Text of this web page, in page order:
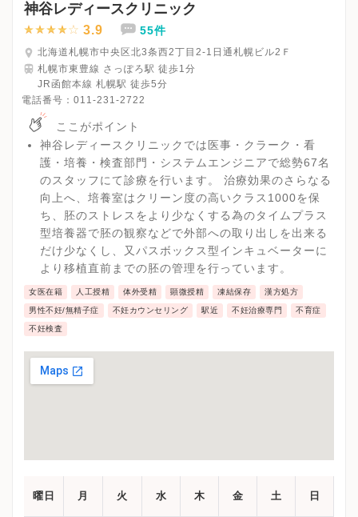
神谷レディースクリニック
3.9 55件
北海道札幌市中央区北3条西2丁目2-1日通札幌ビル2Ｆ
札幌市東豊線 さっぽろ駅 徒歩1分
JR函館本線 札幌駅 徒歩5分
電話番号： 011-231-2722
ここがポイント
神谷レディースクリニックでは医事・クラーク・看
護・培養・検査部門・システムエンジニアで総勢67名
のスタッフにて診療を行います。 治療効果のさらなる
向上へ、培養室はクリーン度の高いクラス1000を保
ち、胚のストレスをより少なくする為のタイムプラス
型培養器で胚の観察などで外部への取り出しを出来る
だけ少なくし、又パスボックス型インキュベーターに
より移植直前までの胚の管理を行っています。
女医在籍 人工授精 体外受精 顕微授精 凍結保存 漢方処方
男性不妊/無精子症 不妊カウンセリング 駅近 不妊治療専門 不育症
不妊検査
曜日 月 火 水 木 金 土 日